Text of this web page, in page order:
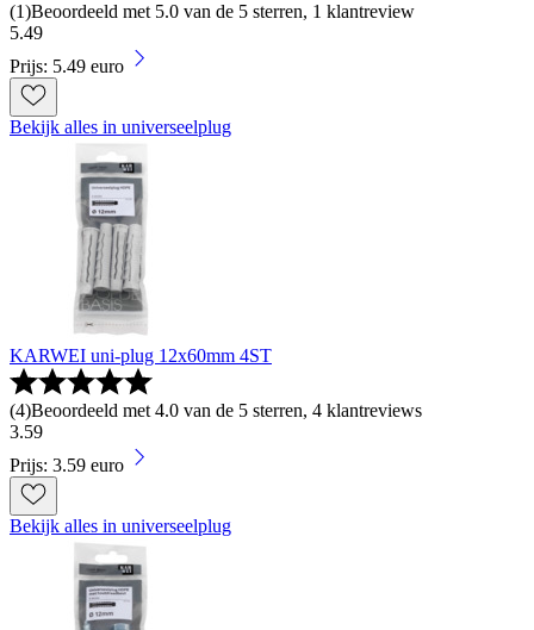
(1)Beoordeeld met 5.0 van de 5 sterren, 1 klantreview
5.49
Prijs: 5.49 euro
Bekijk alles in universeelplug
KARWEI uni-plug 12x60mm 4ST
(4)Beoordeeld met 4.0 van de 5 sterren, 4 klantreviews
3.59
Prijs: 3.59 euro
Bekijk alles in universeelplug